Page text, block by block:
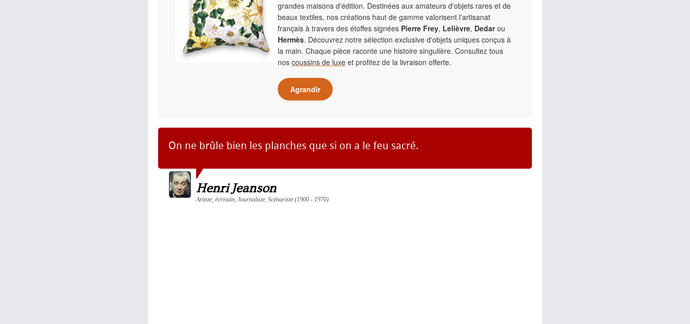
grandes maisons d'édition. Destinées aux amateurs d'objets rares et de
beaux textiles, nos créations haut de gamme valorisent l'artisanat
français à travers des étoffes signées Pierre Frey, Lelièvre, Dedarou
Hermès. Découvrez notre sélection exclusive d'objets uniques conçus à
la main. Chaque pièce raconte une histoire singulière. Consultez tous
nos coussins de luxe et profitez de la livraison offerte.
Agrandir
On ne brûle bien les planches que si on a le feu sacré.
Henri Jeanson
Artiste, écrivain, Journaliste, Scénariste (1900 - 1970)